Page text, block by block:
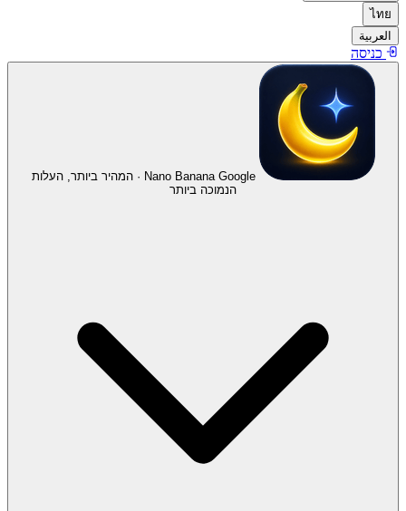
ไทย
العربية
כניסה
Nano Banana Google · המהיר ביותר, העלות
הנמוכה ביותר